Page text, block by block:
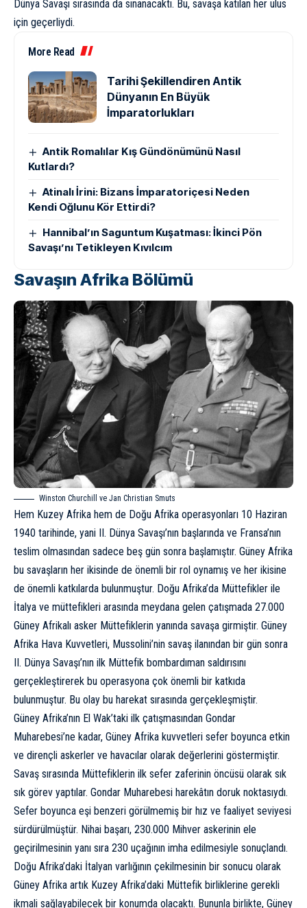
Dünya Savaşı sırasında da sınanacaktı. Bu, savaşa katılan her ulus
için geçerliydi.
More Read
Tarihi Şekillendiren Antik
Dünyanın En Büyük
İmparatorlukları
Antik Romalılar Kış Gündönümünü Nasıl
Kutlardı?
Atinalı İrini: Bizans İmparatoriçesi Neden
Kendi Oğlunu Kör Ettirdi?
Hannibal’ın Saguntum Kuşatması: İkinci Pön
Savaşı’nı Tetikleyen Kıvılcım
Savaşın Afrika Bölümü
Winston Churchill ve Jan Christian Smuts
Hem Kuzey Afrika hem de Doğu Afrika operasyonları 10 Haziran
1940 tarihinde, yani II. Dünya Savaşı’nın başlarında ve Fransa’nın
teslim olmasından sadece beş gün sonra başlamıştır. Güney Afrika
bu savaşların her ikisinde de önemli bir rol oynamış ve her ikisine
de önemli katkılarda bulunmuştur. Doğu Afrika’da Müttefikler ile
İtalya ve müttefikleri arasında meydana gelen çatışmada 27.000
Güney Afrikalı asker Müttefiklerin yanında savaşa girmiştir. Güney
Afrika Hava Kuvvetleri, Mussolini’nin savaş ilanından bir gün sonra
II. Dünya Savaşı’nın ilk Müttefik bombardıman saldırısını
gerçekleştirerek bu operasyona çok önemli bir katkıda
bulunmuştur. Bu olay bu harekat sırasında gerçekleşmiştir.
Güney Afrika’nın El Wak’taki ilk çatışmasından Gondar
Muharebesi’ne kadar, Güney Afrika kuvvetleri sefer boyunca etkin
ve dirençli askerler ve havacılar olarak değerlerini göstermiştir.
Savaş sırasında Müttefiklerin ilk sefer zaferinin öncüsü olarak sık
sık görev yaptılar. Gondar Muharebesi harekâtın doruk noktasıydı.
Sefer boyunca eşi benzeri görülmemiş bir hız ve faaliyet seviyesi
sürdürülmüştür. Nihai başarı, 230.000 Mihver askerinin ele
geçirilmesinin yanı sıra 230 uçağının imha edilmesiyle sonuçlandı.
Doğu Afrika’daki İtalyan varlığının çekilmesinin bir sonucu olarak
Güney Afrika artık Kuzey Afrika’daki Müttefik birliklerine gerekli
ikmali sağlayabilecek bir konumda olacaktı. Bununla birlikte, Güney